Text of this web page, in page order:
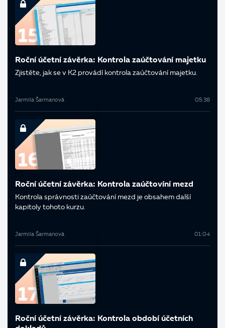
Roční účetní závěrka: Kontrola zaúčtování majetku
Zjistěte, jak se v K2 provádí kontrola zaúčtování majetku.
Jarmila Šarmanová 05:38
Roční účetní závěrka: Kontrola zaúčtovíní mezd
Kontrola správnosti zaúčtování mezd je obsahem další
kapitoly tohoto kurzu.
Jarmila Šarmanová 01:04
Roční účetní závěrka: Kontrola období účetních